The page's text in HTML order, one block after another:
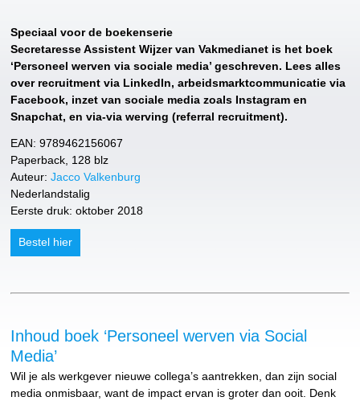
Speciaal voor de boekenserie
Secretaresse Assistent Wijzer van Vakmedianet is het boek
‘Personeel werven via sociale media’ geschreven. Lees alles
over recruitment via LinkedIn, arbeidsmarktcommunicatie via
Facebook, inzet van sociale media zoals Instagram en
Snapchat, en via-via werving (referral recruitment).
EAN: 9789462156067
Paperback, 128 blz
Auteur:Jacco Valkenburg
Nederlandstalig
Eerste druk: oktober 2018
Bestel hier
Inhoud boek ‘Personeel werven via Social
Media’
Wil je als werkgever nieuwe collega’s aantrekken, dan zijn social
media onmisbaar, want de impact ervan is groter dan ooit. Denk